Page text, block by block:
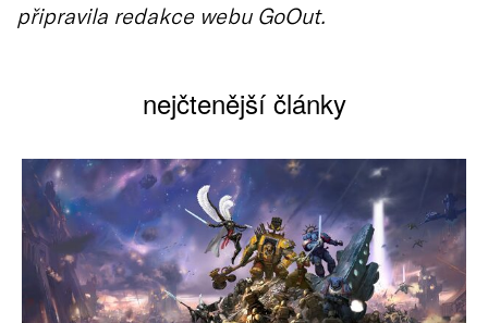
připravila redakce webu GoOut.
nejčtenější články